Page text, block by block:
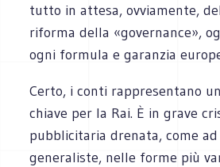
tutto in attesa, ovviamente,
riforma della «governance»,
ogni formula e garanzia
Certo, i conti rappresentano
chiave per la Rai. È in grave
pubblicitaria drenata, come
generaliste, nelle forme più